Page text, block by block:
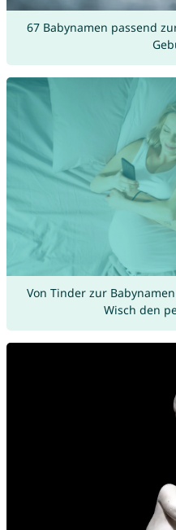
67 Babynamen passend
Von Tinder zur
Wisch den